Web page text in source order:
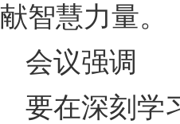
献智慧力量。
会议强调
要在深刻学